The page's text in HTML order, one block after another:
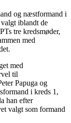
og næstformand i
iblandt de
tre kredsmøder,
med
med
til
Papuga og
i kreds 1,
han efter
valgt som formand